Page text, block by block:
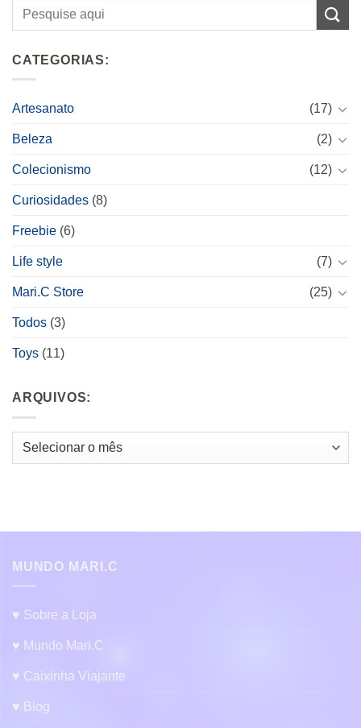
CATEGORIAS:
Artesanato (17)
Beleza (2)
Colecionismo (12)
Curiosidades (8)
Freebie (6)
Life style (7)
Mari.C Store (25)
Todos (3)
Toys (11)
ARQUIVOS:
Arquivos:
MUNDO MARI.C
♥ Sobre a Loja
♥ Mundo Mari.C
♥ Caixinha Viajante
♥ Blog